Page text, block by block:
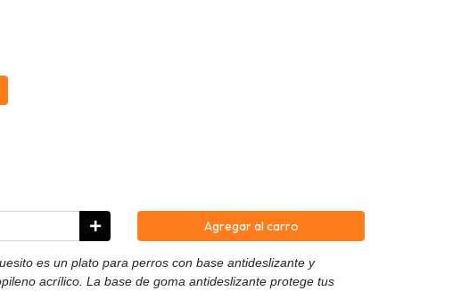
Agregar al carro
es un plato para perros con base antideslizante y
acrílico. La base de goma antideslizante protege tus